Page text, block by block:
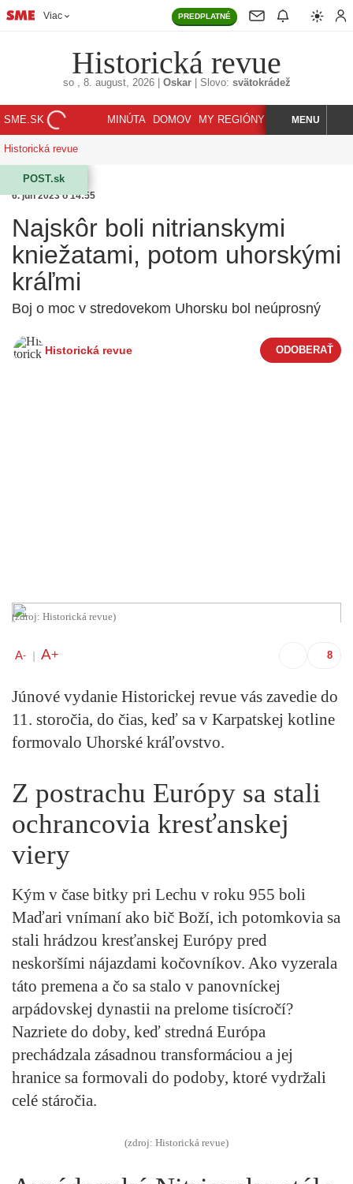
Viac PREDPLATNÉ
Historická revue
so, 8. august, 2026| Oskar| Slovo: svätokrádež
SME.SK MINÚTA DOMOV MY REGIÓNY KORZÁR
HĽADAJMENU
Historická revue
POST.sk
6. jún 2023 o 14:55
Najskôr boli nitrianskymi
kniežatami, potom uhorskými
kráľmi
Boj o moc v stredovekom Uhorsku bol neúprosný
Historická revue
(zdroj: Historická revue)
A- A+
Júnové vydanie Historickej revue vás zavedie do
11. storočia, do čias, keď sa v Karpatskej kotline
formovalo Uhorské kráľovstvo.
Z postrachu Európy sa stali
ochrancovia kresťanskej
viery
Kým v čase bitky pri Lechu v roku 955 boli
Maďari vnímaní ako bič Boží, ich potomkovia sa
stali hrádzou kresťanskej Európy pred
neskoršími nájazdami kočovníkov. Ako vyzerala
táto premena a čo sa stalo v panovníckej
arpádovskej dynastii na prelome tisícročí?
Nazriete do doby, keď stredná Európa
prechádzala zásadnou transformáciou a jej
hranice sa formovali do podoby, ktoré vydržali
celé stáročia.
(zdroj: Historická revue)